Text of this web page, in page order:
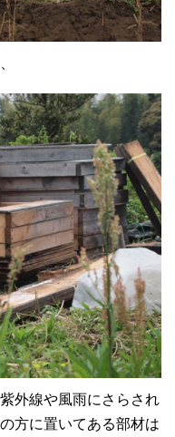
外線や風雨にさらされ
方に置いてある部材は